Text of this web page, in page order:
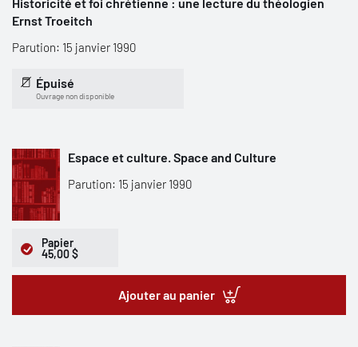
Ernst Troeitch
Parution: 15 janvier 1990
Épuisé
Ouvrage non disponible
Espace et culture. Space and Culture
Parution: 15 janvier 1990
Papier
45,00 $
Ajouter au panier